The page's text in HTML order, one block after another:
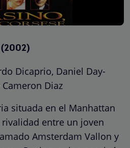
(2002)
Dicaprio, Daniel Day-
Diaz
situada en el Manhattan
rivalidad entre un joven
Amsterdam Vallon y